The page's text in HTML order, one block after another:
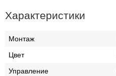
Характеристики
Монтаж
Цвет
Управление